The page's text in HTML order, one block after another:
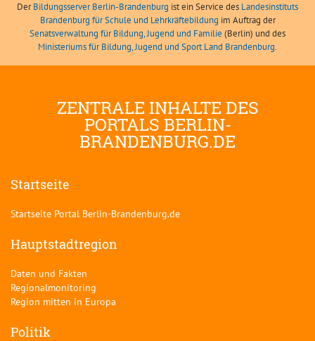
DerBildungsserver Berlin-Brandenburg ist ein Service des Landesinstituts
Brandenburg für Schule und Lehrkräftebildung im Auftrag der
Senatsverwaltung für Bildung, Jugend und Familie (Berlin) und des
Ministeriums für Bildung, Jugend und Sport Land Brandenburg.
ZENTRALE INHALTE DES
PORTALS BERLIN-
BRANDENBURG.DE
Startseite
Startseite Portal Berlin-Brandenburg.de
Hauptstadtregion
Daten und Fakten
Regionalmonitoring
Region mitten in Europa
Politik